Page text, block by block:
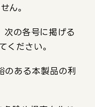
ん。
の各号に掲げる
ください。
ある本製品の利